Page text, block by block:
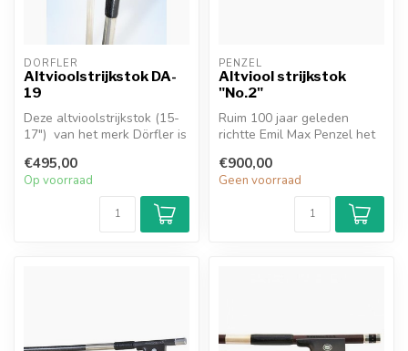
DÖRFLER
Altvioolstrijkstok DA-
19
Deze altvioolstrijkstok (15-
17") van het merk Dörfler is
€495,00
Op voorraad
PENZEL
Altviool strijkstok
"No.2"
Ruim 100 jaar geleden
richtte Emil Max Penzel het
...
€900,00
Geen voorraad